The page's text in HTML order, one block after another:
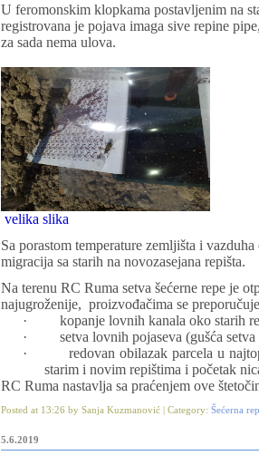
U feromonskim klopkama postavljenim na
registrovana je pojava imaga sive repine
za sada nema ulova.
velika slika
Sa porastom temperature zemljišta i
migracija sa starih na novozasejana repišta.
Na terenu RC Ruma setva šećerne repe je
najugroženije, proizvođačima se
·
kopanje lovnih kanala oko starih
·
setva lovnih pojaseva (gušća
·
redovan obilazak parcela u
starim i novim repištima i početak
RC Ruma nastavlja sa praćenjem ove
Posted at 13:26 by Sanja Kuzmanović | Category: Šećerna
5.6.2019